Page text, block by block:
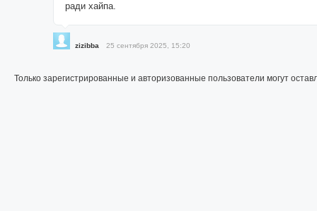
ради хайпа.
zizibba 25 сентября 2025, 15:20
Только зарегистрированные и авторизованные пользователи могут